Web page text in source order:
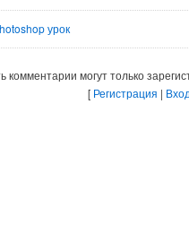
урок
комментарии могут только
[ Регистрация | Вход